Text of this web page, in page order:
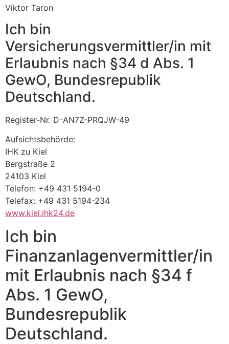
Viktor Taron
Ich bin
Versicherungsvermittler/in mit
Erlaubnis nach §34 d Abs. 1
GewO, Bundesrepublik
Deutschland.
Register-Nr. D-AN7Z-PRQJW-49
Aufsichtsbehörde:
IHK zu Kiel
Bergstraße 2
24103 Kiel
Telefon: +49 431 5194-0
Telefax: +49 431 5194-234
www.kiel.ihk24.de
Ich bin
Finanzanlagenvermittler/in
mit Erlaubnis nach §34 f
Abs. 1 GewO,
Bundesrepublik
Deutschland.